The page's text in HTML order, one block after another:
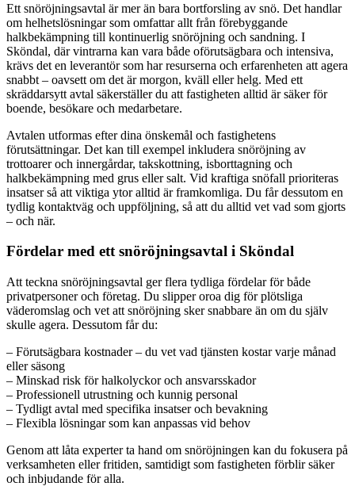
Ett snöröjningsavtal är mer än bara bortforsling av snö. Det handlar
om helhetslösningar som omfattar allt från förebyggande
halkbekämpning till kontinuerlig snöröjning och sandning. I
Sköndal, där vintrarna kan vara både oförutsägbara och intensiva,
krävs det en leverantör som har resurserna och erfarenheten att agera
snabbt – oavsett om det är morgon, kväll eller helg. Med ett
skräddarsytt avtal säkerställer du att fastigheten alltid är säker för
boende, besökare och medarbetare.
Avtalen utformas efter dina önskemål och fastighetens
förutsättningar. Det kan till exempel inkludera snöröjning av
trottoarer och innergårdar, takskottning, isborttagning och
halkbekämpning med grus eller salt. Vid kraftiga snöfall prioriteras
insatser så att viktiga ytor alltid är framkomliga. Du får dessutom en
tydlig kontaktväg och uppföljning, så att du alltid vet vad som gjorts
– och när.
Fördelar med ett snöröjningsavtal i Sköndal
Att teckna snöröjningsavtal ger flera tydliga fördelar för både
privatpersoner och företag. Du slipper oroa dig för plötsliga
väderomslag och vet att snöröjning sker snabbare än om du själv
skulle agera. Dessutom får du:
– Förutsägbara kostnader – du vet vad tjänsten kostar varje månad
eller säsong
– Minskad risk för halkolyckor och ansvarsskador
– Professionell utrustning och kunnig personal
– Tydligt avtal med specifika insatser och bevakning
– Flexibla lösningar som kan anpassas vid behov
Genom att låta experter ta hand om snöröjningen kan du fokusera på
verksamheten eller fritiden, samtidigt som fastigheten förblir säker
och inbjudande för alla.